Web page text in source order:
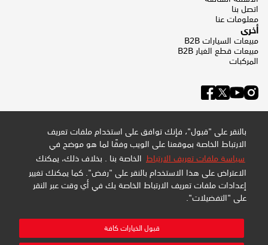
بالنقر على "قبول"، فإنك توافق على استخدام ملفات تعريف
الارتباط الخاصة بموقعنا على الويب وفقًا لما هو موضح في
سياسة ملفات تعريف الارتباط الخاصة بنا . بخلاف ذلك، يمكنك
الاعتراض على هذا الاستخدام بالنقر على "رفض". كما يمكنك تغيير
إعدادات ملفات تعريف الارتباط الخاصة بك في أي وقت عبر النقر
على "التفضيلات".
قبول الخيارات كافة
اتصل بنا
معلومات عنا
أخرى
مبيعات السيارات B2B
مبيعات قطع الغيار B2B
المركبات
سياسة الخصوصية وملفات تعريف الارتباط
إدارة التفضيلات